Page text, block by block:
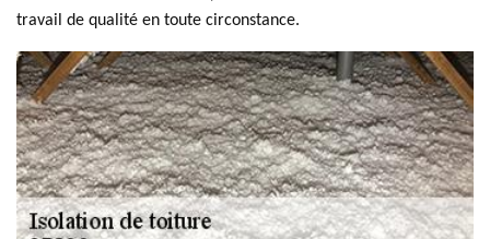
travail de qualité en toute circonstance.